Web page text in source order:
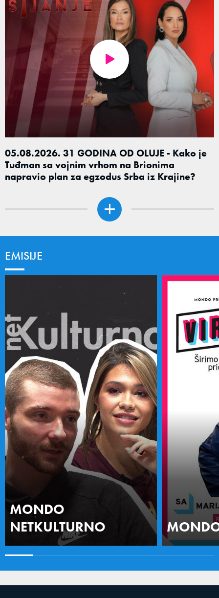
05.08.2026. 31 GODINA OD OLUJE - Kako je
Tuđman sa vojnim vrhom na Brionima
napravio plan za egzodus Srba iz Krajine?
EMISIJE
MONDO
NETKULTURNO